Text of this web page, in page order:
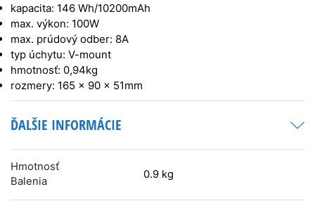
kapacita: 146 Wh/10200mAh
max. výkon: 100W
max. prúdový odber: 8A
typ úchytu: V-mount
hmotnosť: 0,94kg
rozmery: 165 x 90 x 51mm
ĎALŠIE INFORMÁCIE
Hmotnosť
Balenia
0.9 kg